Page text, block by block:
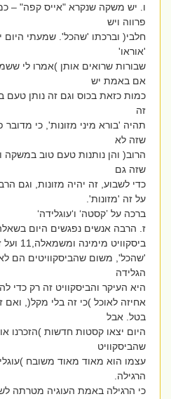
ו. יש משקה שנקרא "אייס קפה" –
פרווה ויש
חלבי( וברכתו 'שהכל'. שמעתי היום
'אוראו'
אם באמת יש
כמות כזאת בכוס וגם זה נותן טעם
תהיה 'בורא מיני מזונות', כי מדובר
שזה לא
שזה גם
כדי לשבוע, זה יהיה מזונות, וגם הרב
על זה 'מזונות'.
ברכה על ’קסטה‘ ו‘עוגלידה‘
ז. הרבה אנשים נפגשים היום
ביסקוויט מימינה ומשמאלה,11 ועל זה כתב רבינו עובדיה לברך
'שהכל', משום שהביסקוויטים הם לא
הגלידה
היא העיקר והביסקוויט זה רק כדי
אחיזה לאוכל )כי זה בלי מקל(, ואם
בטל. אבל
היום יצאו קסטות חדשות )הזכרנו
שהביסקוויט
עצמו הוא מאוד מאוד משובח
הרגילה.
כי הרגילה באמת העוגיה מטרתה